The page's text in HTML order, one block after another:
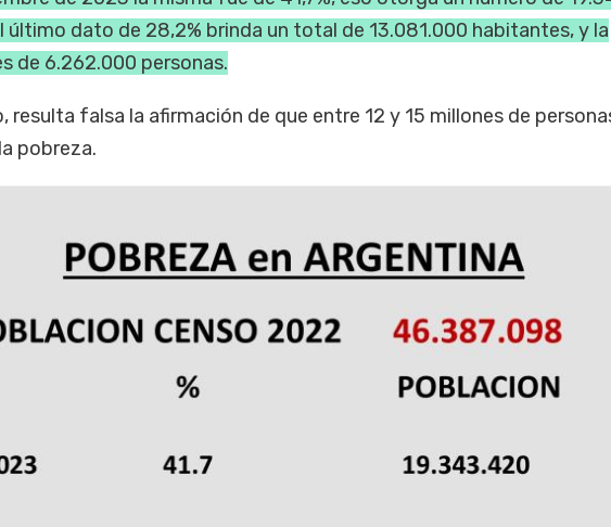
último dato de 28,2% brinda un total de 13.081.000 habitantes, y la
de 6.262.000 personas.
resulta falsa la afirmación de que entre 12 y 15 millones de
pobreza.